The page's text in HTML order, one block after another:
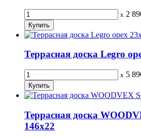
x 2
Террасная доска Legro
x 5
Террасная доска
146х22